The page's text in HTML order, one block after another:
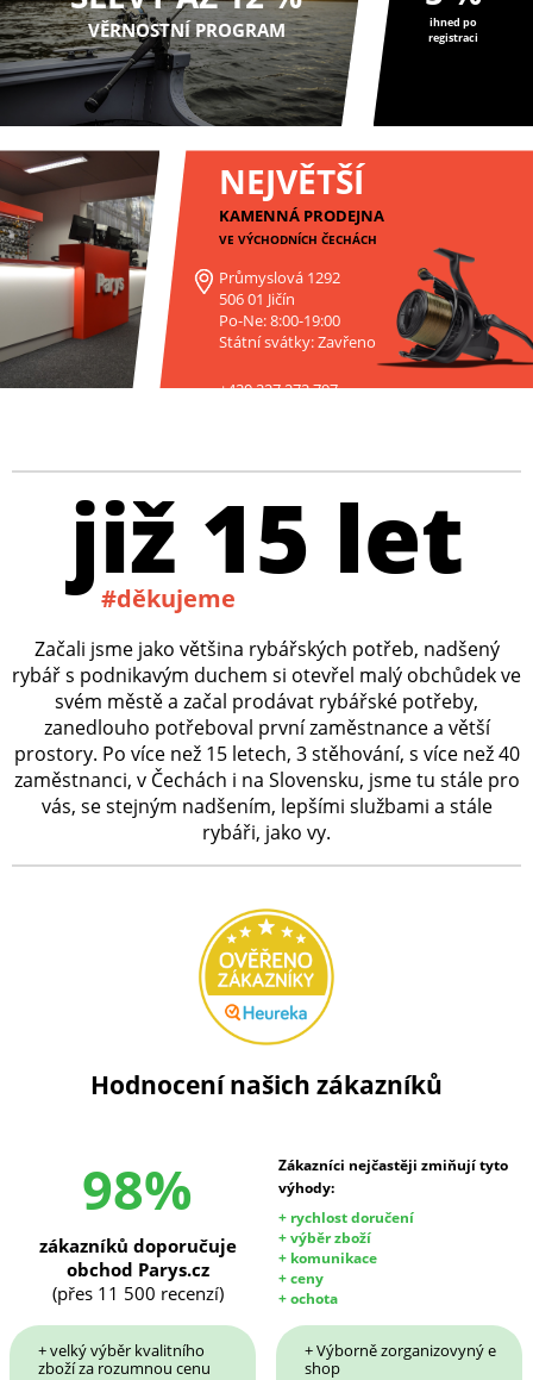
VĚRNOSTNÍ PROGRAM
ihned po
registraci
NEJVĚTŠÍ
KAMENNÁ PRODEJNA
VE VÝCHODNÍCH ČECHÁCH
Průmyslová 1292
506 01 Jičín
Po-Ne: 8:00-19:00
Státní svátky: Zavřeno
+420 227 272 797
již 15 let
#děkujeme
Začali jsme jako většina rybářských potřeb, nadšený
rybář s podnikavým duchem si otevřel malý obchůdek ve
svém městě a začal prodávat rybářské potřeby,
zanedlouho potřeboval první zaměstnance a větší
prostory. Po více než 15 letech, 3 stěhování, s více než 40
zaměstnanci, v Čechách i na Slovensku, jsme tu stále pro
vás, se stejným nadšením, lepšími službami a stále
rybáři, jako vy.
Hodnocení našich zákazníků
98%
Zákazníci nejčastěji zmiňují tyto
výhody:
+ rychlost doručení
+ výběr zboží
+ komunikace
+ ceny
+ ochota
zákazníků doporučuje
obchod Parys.cz
(přes 11 500 recenzí)
+ velký výběr kvalitního
zboží za rozumnou cenu
+ Výborně zorganizovyný e
shop